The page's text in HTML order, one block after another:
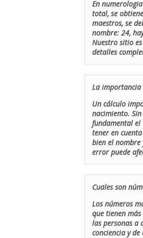
En
total, se
maestros, se
nombre: 24,
Nuestro sitio
detalles
La importancia
Un cálculo
nacimiento.
fundamental el
tener en
bien el nombre
error puede
Cuales son
Los números
que tienen
las personas a
conciencia y